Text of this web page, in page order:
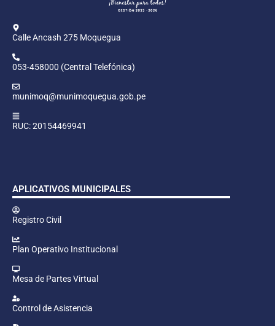
Calle Ancash 275 Moquegua
053-458000 (Central Telefónica)
munimoq@munimoquegua.gob.pe
RUC: 20154469941
APLICATIVOS MUNICIPALES
Registro Civil
Plan Operativo Institucional
Mesa de Partes Virtual
Control de Asistencia